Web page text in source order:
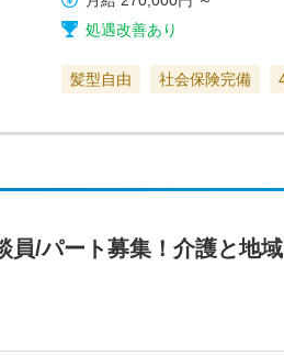
処遇改善あり
髪型自由 社会保険完備
員/パート募集！介護と地